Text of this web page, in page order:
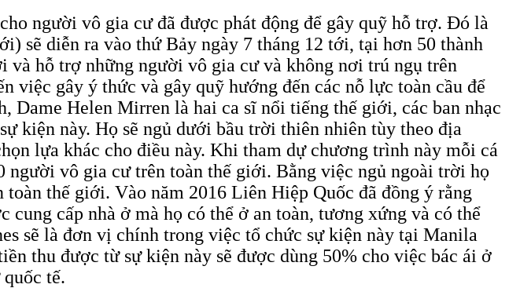
người vô gia cư đã được phát động để gây quỹ hỗ trợ. Đó là
sẽ diễn ra vào thứ Bảy ngày 7 tháng 12 tới, tại hơn 50 thành
hỗ trợ những người vô gia cư và không nơi trú ngụ trên
việc gây ý thức và gây quỹ hướng đến các nỗ lực toàn cầu để
Helen Mirren là hai ca sĩ nổi tiếng thế giới, các ban nhạc
kiện này. Họ sẽ ngủ dưới bầu trời thiên nhiên tùy theo địa
lựa khác cho điều này. Khi tham dự chương trình này mỗi cá
người vô gia cư trên toàn thế giới. Bằng việc ngủ ngoài trời họ
thế giới. Vào năm 2016 Liên Hiệp Quốc đã đồng ý rằng
cấp nhà ở mà họ có thể ở an toàn, tương xứng và có thể
sẽ là đơn vị chính trong việc tổ chức sự kiện này tại Manila
thu được từ sự kiện này sẽ được dùng 50% cho việc bác ái ở
tế.